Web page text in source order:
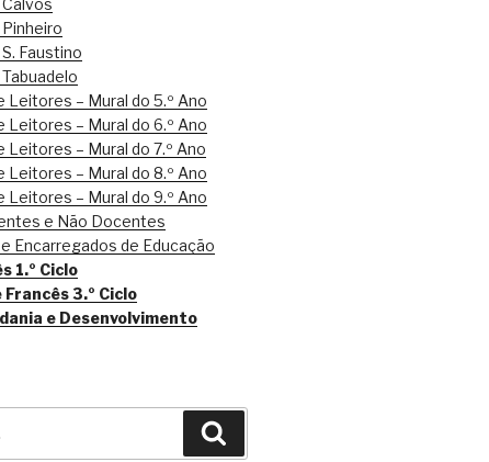
Calvos
Pinheiro
Faustino
Leitores – Mural do 5.º Ano
Leitores – Mural do 6.º Ano
Leitores – Mural do 7.º Ano
Leitores – Mural do 8.º Ano
Leitores – Mural do 9.º Ano
e Não Docentes
Encarregados de Educação
1.º Ciclo
3.º Ciclo
e Desenvolvimento